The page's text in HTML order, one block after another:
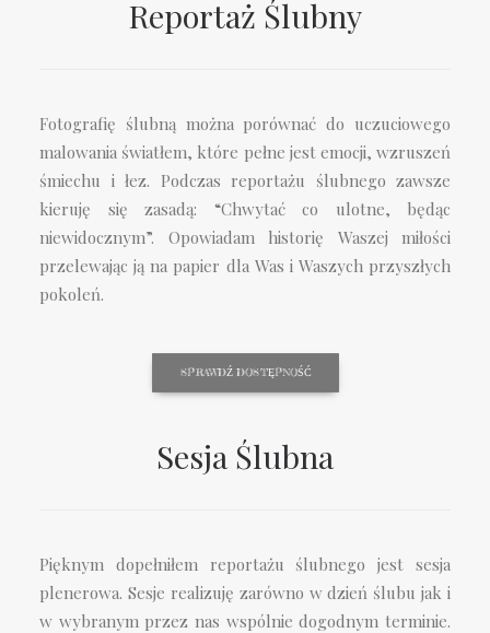
Reportaż Ślubny
Fotografię ślubną można porównać do uczuciowego
malowania światłem, które pełne jest emocji, wzruszeń
śmiechu i łez. Podczas reportażu ślubnego zawsze
kieruję się zasadą: “Chwytać co ulotne, będąc
niewidocznym”. Opowiadam historię Waszej miłości
przelewając ją na papier dla Was i Waszych przyszłych
pokoleń.
SPRAWDŹ DOSTĘPNOŚĆ
Sesja Ślubna
Pięknym dopełniłem reportażu ślubnego jest sesja
plenerowa. Sesje realizuję zarówno w dzień ślubu jak i
w wybranym przez nas wspólnie dogodnym terminie.